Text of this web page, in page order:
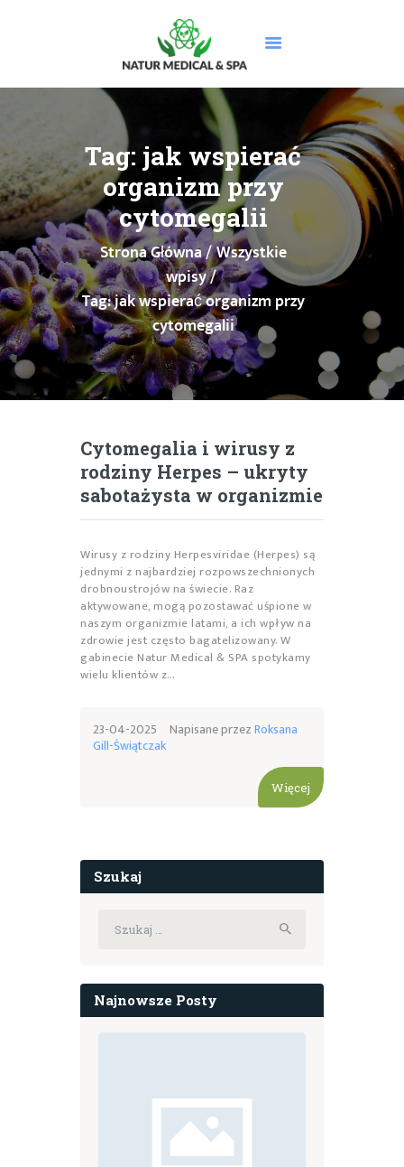
Tag: jak wspierać
organizm przy
cytomegalii
Strona Główna Wszystkie
wpisy
Tag: jak wspierać organizm przy
cytomegalii
STRONA GŁÓWNA
O NAS
USŁUGI
MASAŻE
CENNIK
PROMOCJE
DOLEGLIWOŚCI
GALERIA
BLOG
KONTAKT
BOOKSY
Cytomegalia i wirusy z
rodziny Herpes – ukryty
sabotażysta w organizmie
Wirusy z rodziny Herpesviridae (Herpes) są
jednymi z najbardziej rozpowszechnionych
drobnoustrojów na świecie. Raz
aktywowane, mogą pozostawać uśpione w
naszym organizmie latami, a ich wpływ na
zdrowie jest często bagatelizowany. W
gabinecie Natur Medical & SPA spotykamy
wielu klientów z…
23-04-2025 Napisane przezRoksana
Gill-Świątczak
Więcej
Szukaj
Najnowsze Posty